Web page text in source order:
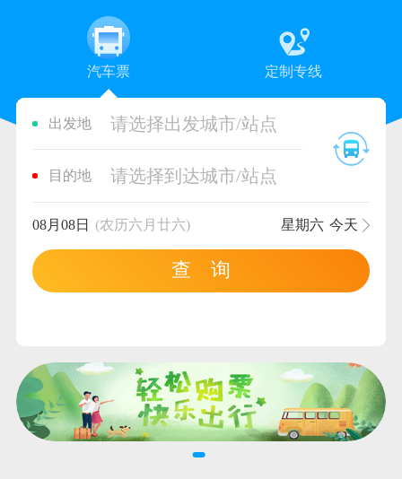
汽车票 定制专线
出发地 请选择出发城市/站点
目的地 请选择到达城市/站点
08月08日 (农历六月廿六) 星期六 今天
查 询